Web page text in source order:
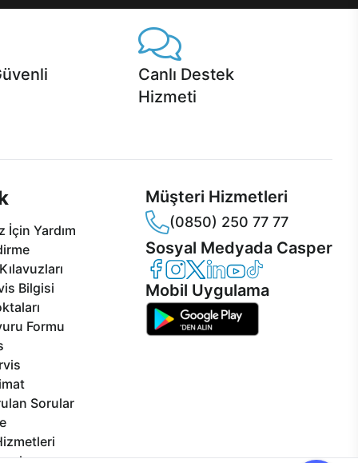
Canlı Destek
Hizmeti
İçin Yardım
Bilgisi
Formu
Sorular
Müşteri Hizmetleri
(0850) 250 77 77
Sosyal Medyada Casper
Casper Facebook
Casper Instagram
Casper Twitter
Casper LinkedIn
Casper YouTube
Casper TikTok
Mobil Uygulama